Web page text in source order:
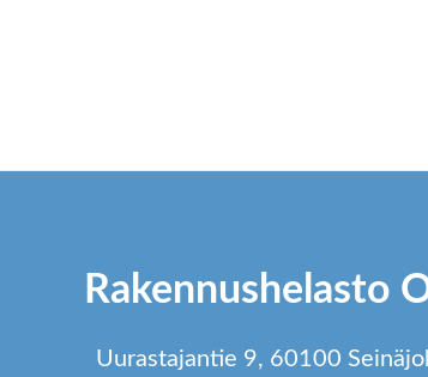
Rakennushelasto
Uurastajantie 9, 60100